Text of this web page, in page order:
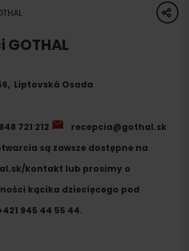
share
, Liptovská Osada
721 212
recepcia@gothal.sk
są zawsze dostępne na
kontakt lub prosimy o
kącika dziecięcego pod
945 44 55 44.